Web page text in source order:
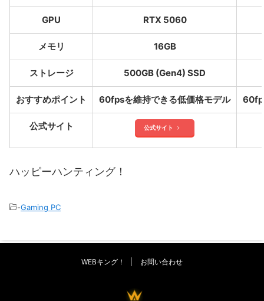
GPU RTX 5060
メモリ 16GB
ストレージ 500GB (Gen4) SSD
おすすめポイント 60fpsを維持できる低価格モデル
公式サイト 公式サイト
ハッピーハンティング！
-Gaming PC
WEBキング！ お問い合わせ